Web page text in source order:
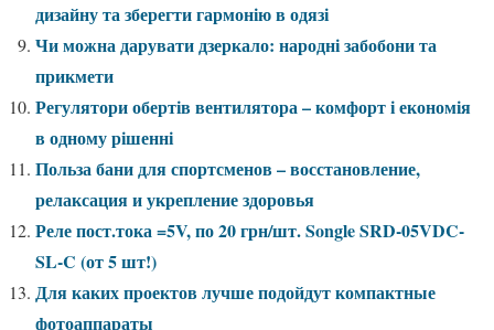
дизайну та зберегти гармонію в одязі
Чи можна дарувати дзеркало: народні забобони та
прикмети
Регулятори обертів вентилятора – комфорт і економія
в одному рішенні
Польза бани для спортсменов – восстановление,
релаксация и укрепление здоровья
Реле пост.тока =5V, по 20 грн/шт. Songle SRD-05VDC-
SL-C (от 5 шт!)
Для каких проектов лучше подойдут компактные
фотоаппараты